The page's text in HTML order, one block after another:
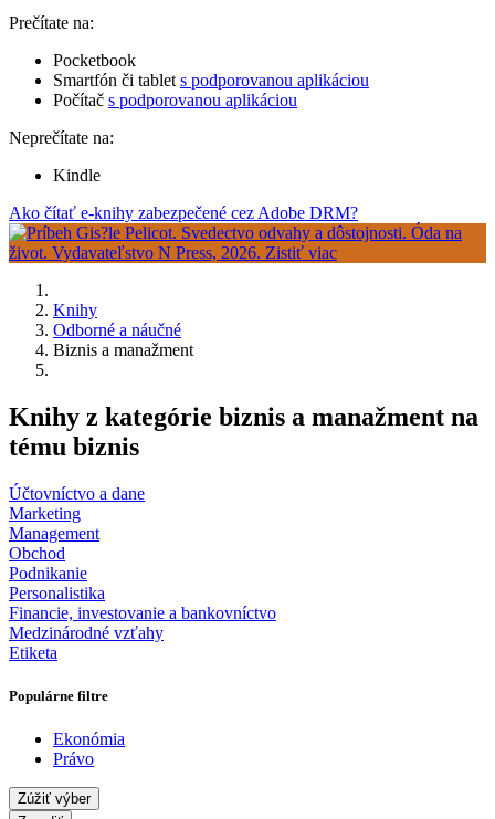
Prečítate na:
Pocketbook
Smartfón či tablet s podporovanou aplikáciou
Počítač s podporovanou aplikáciou
Neprečítate na:
Kindle
Ako čítať e-knihy zabezpečené cez Adobe DRM?
Knihy
Odborné a náučné
Biznis a manažment
Knihy z kategórie biznis a manažment na
tému biznis
Účtovníctvo a dane
Marketing
Management
Obchod
Podnikanie
Personalistika
Financie, investovanie a bankovníctvo
Medzinárodné vzťahy
Etiketa
Populárne filtre
Ekonómia
Právo
Zúžiť výber